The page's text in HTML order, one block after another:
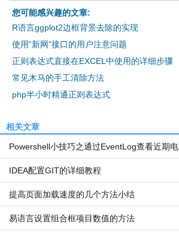
您可能感兴趣的文章:
R语言ggplot2边框背景去除的实现
使用“新网”接口的用户注意问题
正则表达式直接在EXCEL中使用的详细步骤
常见木马的手工清除方法
php半小时精通正则表达式
相关文章
Powershell小技巧之通过EventLog查看近期电
脑开机和关机时间
IDEA配置GIT的详细教程
提高页面加载速度的几个方法小结
易语言设置组合框项目数值的方法